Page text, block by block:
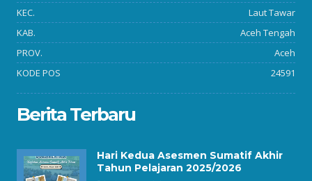
KEC.
Laut Tawar
KAB.
Aceh Tengah
PROV.
Aceh
KODE POS
24591
Berita Terbaru
Hari Kedua Asesmen Sumatif Akhir
Tahun Pelajaran 2025/2026